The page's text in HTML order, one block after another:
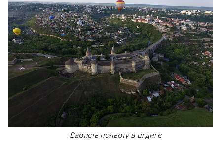
Вартість польоту в ці дні є